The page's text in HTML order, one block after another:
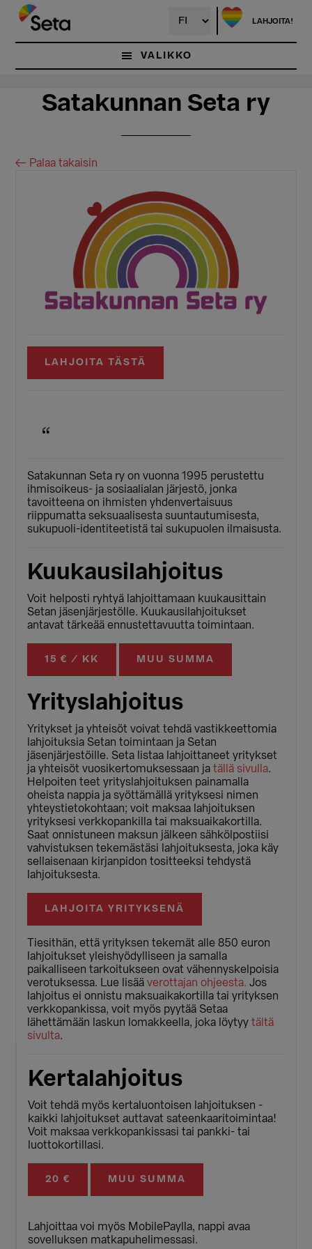
Hyppää
pääsisältöön
Hyppää
ensisijaiseen
sivupalkkiin
LAHJOITA!
VALIKKO
Satakunnan Seta ry
← Palaa takaisin
LAHJOITA TÄSTÄ
Satakunnan Seta ry on vuonna 1995 perustettu
ihmisoikeus- ja sosiaalialan järjestö, jonka
tavoitteena on ihmisten yhdenvertaisuus
riippumatta seksuaalisesta suuntautumisesta,
sukupuoli-identiteetistä tai sukupuolen ilmaisusta.
Kuukausilahjoitus
Voit helposti ryhtyä lahjoittamaan kuukausittain
Setan jäsenjärjestölle. Kuukausilahjoitukset
antavat tärkeää ennustettavuutta toimintaan.
15 € / KK MUU SUMMA
Yrityslahjoitus
Yritykset ja yhteisöt voivat tehdä vastikkeettomia
lahjoituksia Setan toimintaan ja Setan
jäsenjärjestöille. Seta listaa lahjoittaneet yritykset
ja yhteisöt vuosikertomuksessaan jatällä sivulla.
Helpoiten teet yrityslahjoituksen painamalla
oheista nappia ja syöttämällä yrityksesi nimen
yhteystietokohtaan; voit maksaa lahjoituksen
yrityksesi verkkopankilla tai maksuaikakortilla.
Saat onnistuneen maksun jälkeen sähkölpostiisi
vahvistuksen tekemästäsi lahjoituksesta, joka käy
sellaisenaan kirjanpidon tositteeksi tehdystä
lahjoituksesta.
LAHJOITA YRITYKSENÄ
Tiesithän, että yrityksen tekemät alle 850 euron
lahjoitukset yleishyödylliseen ja samalla
paikalliseen tarkoitukseen ovat vähennyskelpoisia
verotuksessa. Lue lisääverottajan ohjeesta. Jos
lahjoitus ei onnistu maksuaikakortilla tai yrityksen
verkkopankissa, voit myös pyytää Setaa
lähettämään laskun lomakkeella, joka löytyytältä
sivulta.
Kertalahjoitus
Voit tehdä myös kertaluontoisen lahjoituksen -
kaikki lahjoitukset auttavat sateenkaaritoimintaa!
Voit maksaa verkkopankissasi tai pankki- tai
luottokortillasi.
20 € MUU SUMMA
Lahjoittaa voi myös MobilePaylla, nappi avaa
sovelluksen matkapuhelimessasi.